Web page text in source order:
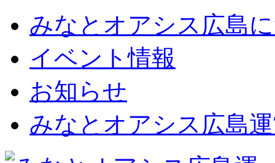
みなとオアシス広島
イベント情報
お知らせ
みなとオアシス広島